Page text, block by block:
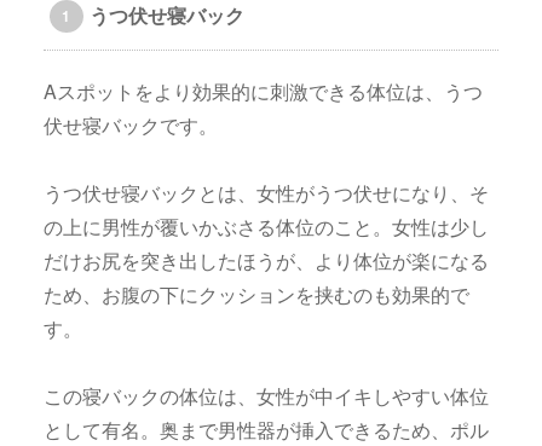
うつ伏せ寝バック
Aスポットをより効果的に刺激できる体位は、うつ
伏せ寝バックです。
うつ伏せ寝バックとは、女性がうつ伏せになり、そ
の上に男性が覆いかぶさる体位のこと。女性は少し
だけお尻を突き出したほうが、より体位が楽になる
ため、お腹の下にクッションを挟むのも効果的で
す。
この寝バックの体位は、女性が中イキしやすい体位
として有名。奥まで男性器が挿入できるため、ポル